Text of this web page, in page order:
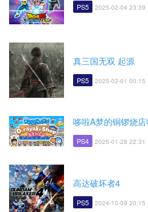
PS5 2025-02-04 23:39
真三国无双 起源
PS5 2025-02-01 00:15
哆啦A梦的铜锣烧
PS4 2025-01-28 22:31
高达破坏者4
PS5 2024-10-09 20:15